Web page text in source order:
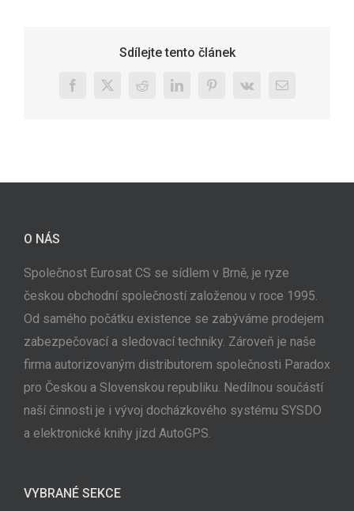
Sdílejte tento článek
Facebook
X RedditLinkedInPinterest
Vk
E-
O NÁS
Společnost Eurosat CS se sídlem v Brně, je ryze
českou obchodní společností založenou v roce 1995.
Od samého počátku existence se zabýváme prodejem
zabezpečovací a sledovací techniky. Zároveň je naše
firma autorizovaným distributorem společnosti Paradox
pro Českou a Slovenskou republiku. Nedílnou součástí
naší činnosti je i vývoj docházkového systému SYSDO
a elektronické knihy jízd AutoGPS.
VYBRANÉ SEKCE